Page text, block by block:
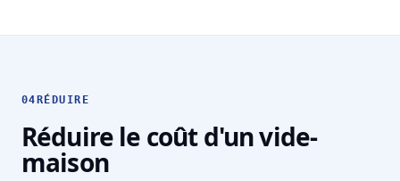
04 RÉDUIRE
Réduire le coût d'un vide-
maison